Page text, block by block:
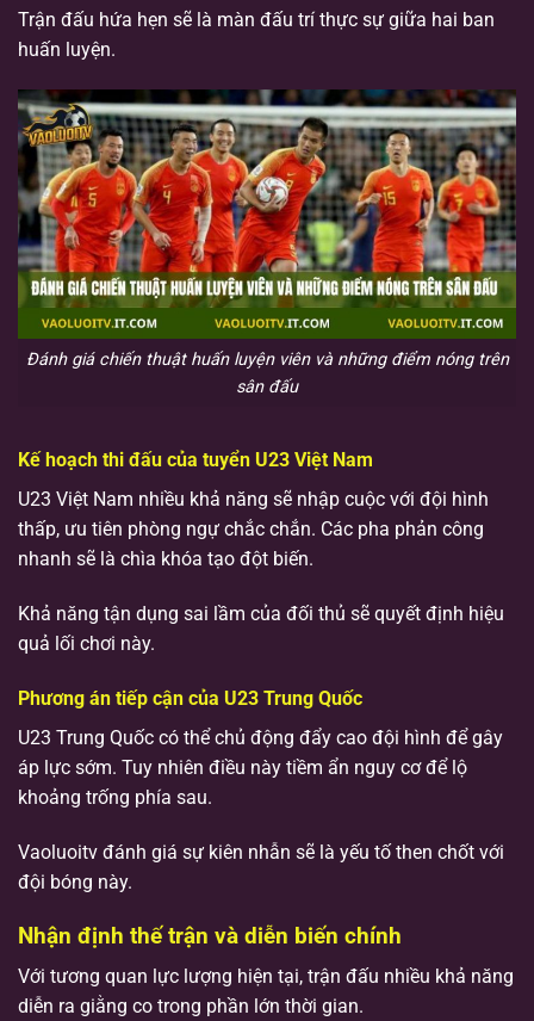
Trận đấu hứa hẹn sẽ là màn đấu trí thực sự giữa hai ban
huấn luyện.
Đánh giá chiến thuật huấn luyện viên và những điểm nóng trên
sân đấu
Kế hoạch thi đấu của tuyển U23 Việt Nam
U23 Việt Nam nhiều khả năng sẽ nhập cuộc với đội hình
thấp, ưu tiên phòng ngự chắc chắn. Các pha phản công
nhanh sẽ là chìa khóa tạo đột biến.
Khả năng tận dụng sai lầm của đối thủ sẽ quyết định hiệu
quả lối chơi này.
Phương án tiếp cận của U23 Trung Quốc
U23 Trung Quốc có thể chủ động đẩy cao đội hình để gây
áp lực sớm. Tuy nhiên điều này tiềm ẩn nguy cơ để lộ
khoảng trống phía sau.
Vaoluoitv đánh giá sự kiên nhẫn sẽ là yếu tố then chốt với
đội bóng này.
Nhận định thế trận và diễn biến chính
Với tương quan lực lượng hiện tại, trận đấu nhiều khả năng
diễn ra giằng co trong phần lớn thời gian.